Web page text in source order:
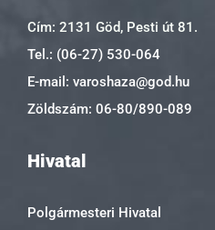
Cím: 2131 Göd, Pesti út 81.
Tel.: (06-27) 530-064
E-mail: varoshaza@god.hu
Zöldszám: 06-80/890-089
Hivatal
Polgármesteri Hivatal